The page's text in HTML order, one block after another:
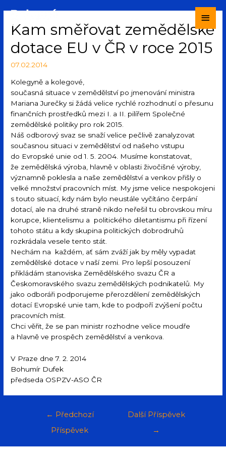
Kam směřovat zemědělské
dotace EU v ČR v roce 2015
07.02.2014
Kolegyně a kolegové,
současná situace v zemědělství po jmenování ministra
Mariana Jurečky si žádá velice rychlé rozhodnutí o přesunu
finančních prostředků mezi I. a II. pilířem Společné
zemědělské politiky pro rok 2015.
Náš odborový svaz se snaží velice pečlivě zanalyzovat
současnou situaci v zemědělství od našeho vstupu
do Evropské unie od 1. 5. 2004. Musíme konstatovat,
že zemědělská výroba, hlavně v oblasti živočišné výroby,
významně poklesla a naše zemědělství a venkov přišly o
velké množství pracovních míst. My jsme velice nespokojeni
s touto situací, kdy nám bylo neustále vyčítáno čerpání
dotací, ale na druhé straně nikdo neřešil tu obrovskou míru
korupce, klientelismu a politického diletantismu při řízení
tohoto státu a kdy skupina politických dobrodruhů
rozkrádala vesele tento stát.
Nechám na každém, ať sám zváží jak by měly vypadat
zemědělské dotace v naší zemi. Pro lepší posouzení
přikládám stanoviska Zemědělského svazu ČR a
Českomoravského svazu zemědělských podnikatelů. My
jako odboráři podporujeme přerozdělení zemědělských
dotací Evropské unie tam, kde to podpoří zvýšení počtu
pracovních míst.
Chci věřit, že se pan ministr rozhodne velice moudře
a hlavně ve prospěch zemědělství a venkova.
V Praze dne 7. 2. 2014
Bohumír Dufek
předseda OSPZV-ASO ČR
← Předchozí
Příspěvek
Další Příspěvek
→